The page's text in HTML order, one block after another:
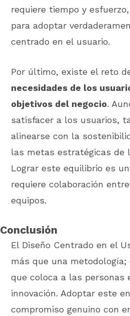
requiere tiempo y
para adoptar
centrado en el usuario.
Por último, existe el reto
necesidades de los
objetivos del negocio.
satisfacer a los usuarios,
alinearse con la
las metas estratégicas de
Lograr este equilibrio es
requiere colaboración
equipos.
Conclusión
El Diseño Centrado en el
más que una
que coloca a las personas
innovación. Adoptar este
compromiso genuino con